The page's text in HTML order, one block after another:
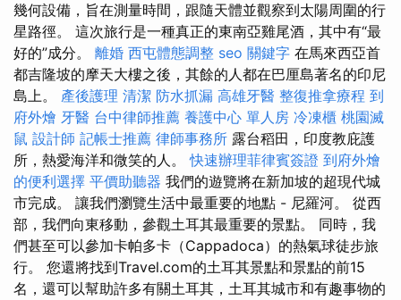
幾何設備，旨在測量時間，跟隨天體並觀察到太陽周圍的行
星路徑。 這次旅行是一種真正的東南亞雞尾酒，其中有“最
好的”成分。 離婚 西屯體態調整 seo 關鍵字 在馬來西亞首
都吉隆坡的摩天大樓之後，其餘的人都在巴厘島著名的印尼
島上。 產後護理 清潔 防水抓漏 高雄牙醫 整復推拿療程 到
府外燴 牙醫 台中律師推薦 養護中心 單人房 冷凍櫃 桃園滅
鼠 設計師 記帳士推薦 律師事務所 露台稻田，印度教庇護
所，熱愛海洋和微笑的人。快速辦理菲律賓簽證 到府外燴
的便利選擇 平價助聽器 我們的遊覽將在新加坡的超現代城
市完成。 讓我們瀏覽生活中最重要的地點 - 尼羅河。 從西
部，我們向東移動，參觀土耳其最重要的景點。 同時，我
們甚至可以參加卡帕多卡（Cappadoca）的熱氣球徒步旅
行。 您還將找到Travel.com的土耳其景點和景點的前15
名，還可以幫助許多有關土耳其，土耳其城市和有趣事物的